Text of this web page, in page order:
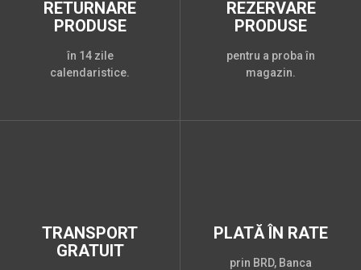
RETURNARE
PRODUSE
în 14 zile
calendaristice.
REZERVARE
PRODUSE
pentru a proba în
magazin.
TRANSPORT
GRATUIT
PLATĂ ÎN RATE
prin BRD, Banca